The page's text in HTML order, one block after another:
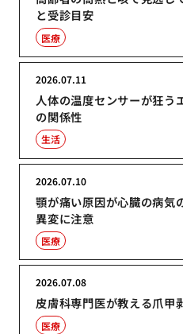
と受診目安
医療
人体の温度センサーが狂う
の関係性
2026.07.11
生活
顎が痛い原因が心臓の病気
異変に注意
2026.07.10
医療
皮膚科専門医が教える爪甲
2026.07.08
医療